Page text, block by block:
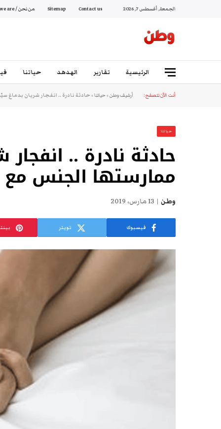
الجمعة, أغسطس 7, 2026 Contact us
Sitemap من نحن / Who we are
الرئيسية تقارير الهدهد حياتنا
أنت الآن تتصفح: أرشيف وطن»حياتنا»حادثة نادرة .. انفجار شريان بدماغ
حياتنا
حادثة نادرة ..
ممارستها الجنس
وطن 13 مارس، 2019
فيسبوك تويتر